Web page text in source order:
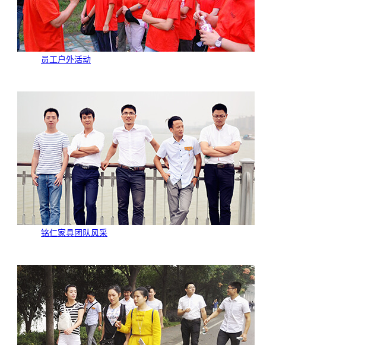
员工户外活动
铭仁家具团队风采